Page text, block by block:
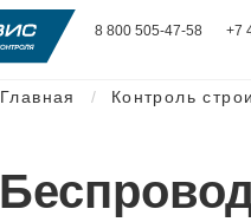
8 800 505-47-58 +7
Главная Контроль